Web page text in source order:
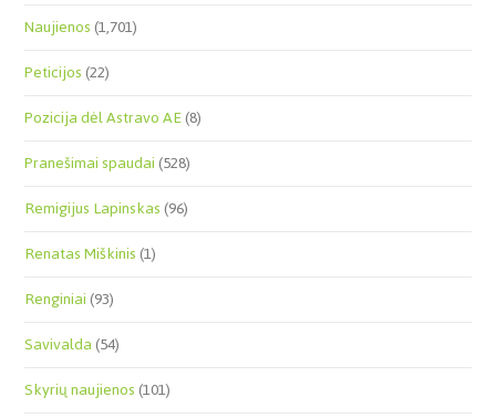
Naujienos(1,701)
Peticijos(22)
Pozicija dėl Astravo AE(8)
Pranešimai spaudai(528)
Remigijus Lapinskas(96)
Renatas Miškinis(1)
Renginiai(93)
Savivalda(54)
Skyrių naujienos(101)